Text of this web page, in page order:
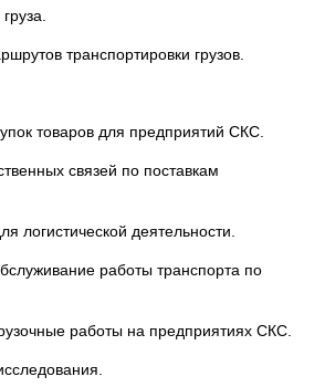
транспортировки грузов.
товаров для предприятий СКС.
связей по поставкам
логистической деятельности.
работы транспорта по
работы на предприятиях СКС.